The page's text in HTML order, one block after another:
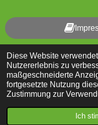
Diese Website
Nutzererlebnis zu
maßgeschneiderte
fortgesetzte Nutzung
Zustimmung zur
Ich
Mit Unterstützung von
Telefon